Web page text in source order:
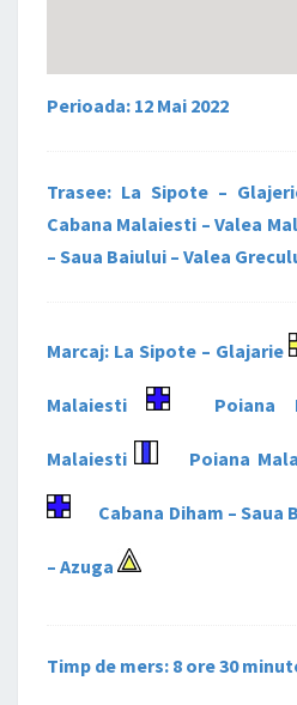
Perioada: 12 Mai 2022
Trasee: La Sipote –
Cabana Malaiesti – Valea
– Saua Baiului – Valea
Marcaj: La Sipote – Glajarie
Malaiesti Poiana
Malaiesti Poiana
Cabana Diham – Saua
– Azuga
Timp de mers: 8 ore 30